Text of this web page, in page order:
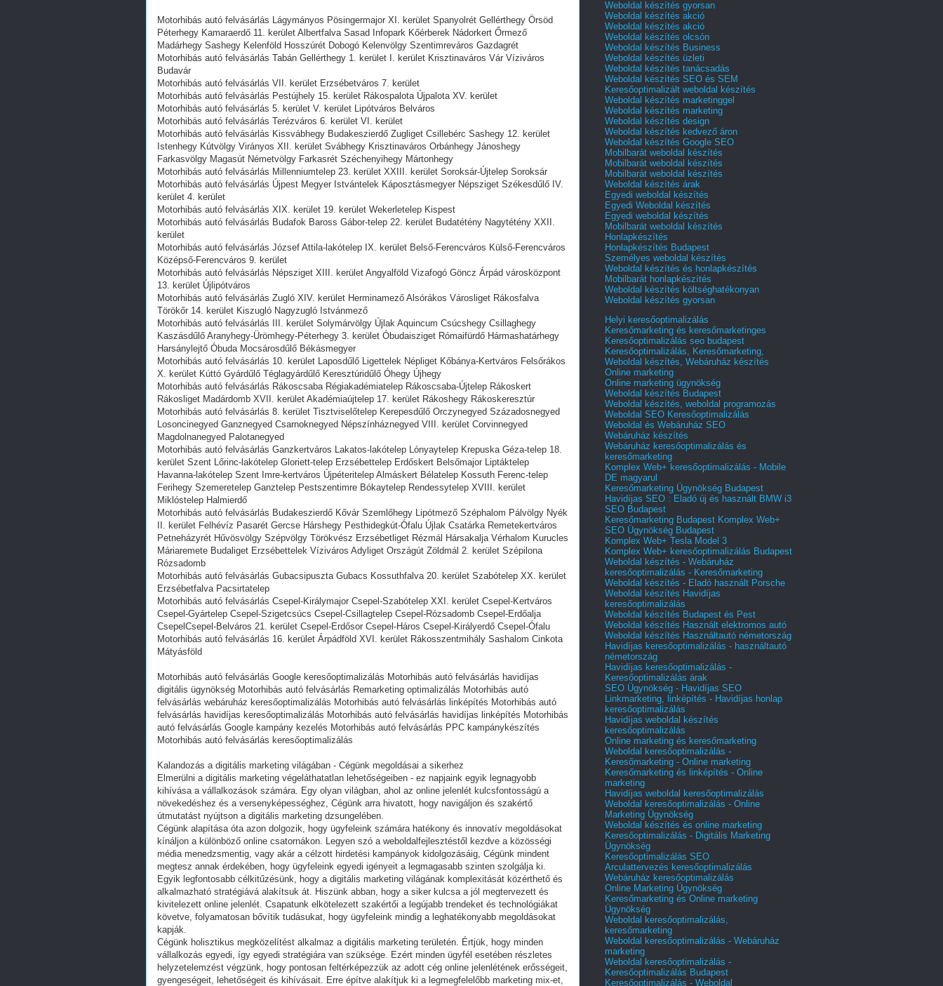
Motorhibás autó felvásárlás Lágymányos Pösingermajor XI. kerület Spanyolrét Gellérthegy Örsöd
Péterhegy Kamaraerdő 11. kerület Albertfalva Sasad Infopark Kőérberek Nádorkert Őrmező
Madárhegy Sashegy Kelenföld Hosszúrét Dobogó Kelenvölgy Szentimreváros Gazdagrét
Motorhibás autó felvásárlás Tabán Gellérthegy 1. kerület I. kerület Krisztinaváros Vár Víziváros
Budavár
Motorhibás autó felvásárlás VII. kerület Erzsébetváros 7. kerület
Motorhibás autó felvásárlás Pestújhely 15. kerület Rákospalota Újpalota XV. kerület
Motorhibás autó felvásárlás 5. kerület V. kerület Lipótváros Belváros
Motorhibás autó felvásárlás Terézváros 6. kerület VI. kerület
Motorhibás autó felvásárlás Kissvábhegy Budakeszierdő Zugliget Csillebérc Sashegy 12. kerület
Istenhegy Kútvölgy Virányos XII. kerület Svábhegy Krisztinaváros Orbánhegy Jánoshegy
Farkasvölgy Magasút Németvölgy Farkasrét Széchenyihegy Mártonhegy
Motorhibás autó felvásárlás Millenniumtelep 23. kerület XXIII. kerület Soroksár-Újtelep Soroksár
Motorhibás autó felvásárlás Újpest Megyer Istvántelek Káposztásmegyer Népsziget Székesdűlő IV.
kerület 4. kerület
Motorhibás autó felvásárlás XIX. kerület 19. kerület Wekerletelep Kispest
Motorhibás autó felvásárlás Budafok Baross Gábor-telep 22. kerület Budatétény Nagytétény XXII.
kerület
Motorhibás autó felvásárlás József Attila-lakótelep IX. kerület Belső-Ferencváros Külső-Ferencváros
Középső-Ferencváros 9. kerület
Motorhibás autó felvásárlás Népsziget XIII. kerület Angyalföld Vizafogó Göncz Árpád városközpont
13. kerület Újlipótváros
Motorhibás autó felvásárlás Zugló XIV. kerület Herminamező Alsórákos Városliget Rákosfalva
Törökőr 14. kerület Kiszugló Nagyzugló Istvánmező
Motorhibás autó felvásárlás III. kerület Solymárvölgy Újlak Aquincum Csúcshegy Csillaghegy
Kaszásdűlő Aranyhegy-Ürömhegy-Péterhegy 3. kerület Óbudaisziget Rómaifürdő Hármashatárhegy
Harsánylejtő Óbuda Mocsárosdűlő Békásmegyer
Motorhibás autó felvásárlás 10. kerület Laposdűlő Ligettelek Népliget Kőbánya-Kertváros Felsőrákos
X. kerület Kúttó Gyárdűlő Téglagyárdűlő Keresztúridűlő Óhegy Újhegy
Motorhibás autó felvásárlás Rákoscsaba Régiakadémiatelep Rákoscsaba-Újtelep Rákoskert
Rákosliget Madárdomb XVII. kerület Akadémiaújtelep 17. kerület Rákoshegy Rákoskeresztúr
Motorhibás autó felvásárlás 8. kerület Tisztviselőtelep Kerepesdűlő Orczynegyed Századosnegyed
Losoncinegyed Ganznegyed Csarnoknegyed Népszínháznegyed VIII. kerület Corvinnegyed
Magdolnanegyed Palotanegyed
Motorhibás autó felvásárlás Ganzkertváros Lakatos-lakótelep Lónyaytelep Krepuska Géza-telep 18.
kerület Szent Lőrinc-lakótelep Gloriett-telep Erzsébettelep Erdőskert Belsőmajor Liptáktelep
Havanna-lakótelep Szent Imre-kertváros Újpéteritelep Almáskert Bélatelep Kossuth Ferenc-telep
Ferihegy Szemeretelep Ganztelep Pestszentimre Bókaytelep Rendessytelep XVIII. kerület
Miklóstelep Halmierdő
Motorhibás autó felvásárlás Budakeszierdő Kővár Szemlőhegy Lipótmező Széphalom Pálvölgy Nyék
II. kerület Felhévíz Pasarét Gercse Hárshegy Pesthidegkút-Ófalu Újlak Csatárka Remetekertváros
Petneházyrét Hűvösvölgy Szépvölgy Törökvész Erzsébetliget Rézmál Hársakalja Vérhalom Kurucles
Máriaremete Budaliget Erzsébettelek Víziváros Adyliget Országút Zöldmál 2. kerület Szépilona
Rózsadomb
Motorhibás autó felvásárlás Gubacsipuszta Gubacs Kossuthfalva 20. kerület Szabótelep XX. kerület
Erzsébetfalva Pacsirtatelep
Motorhibás autó felvásárlás Csepel-Királymajor Csepel-Szabótelep XXI. kerület Csepel-Kertváros
Csepel-Gyártelep Csepel-Szigetcsúcs Csepel-Csillagtelep Csepel-Rózsadomb Csepel-Erdőalja
CsepelCsepel-Belváros 21. kerület Csepel-Erdősor Csepel-Háros Csepel-Királyerdő Csepel-Ófalu
Motorhibás autó felvásárlás 16. kerület Árpádföld XVI. kerület Rákosszentmihály Sashalom Cinkota
Mátyásföld
Motorhibás autó felvásárlás Google keresőoptimalizálás Motorhibás autó felvásárlás havidíjas
digitális ügynökség Motorhibás autó felvásárlás Remarketing optimalizálás Motorhibás autó
felvásárlás webáruház keresőoptimalizálás Motorhibás autó felvásárlás linképítés Motorhibás autó
felvásárlás havidíjas keresőoptimalizálás Motorhibás autó felvásárlás havidíjas linképítés Motorhibás
autó felvásárlás Google kampány kezelés Motorhibás autó felvásárlás PPC kampánykészítés
Motorhibás autó felvásárlás keresőoptimalizálás
Kalandozás a digitális marketing világában - Cégünk megoldásai a sikerhez
Elmerülni a digitális marketing végeláthatatlan lehetőségeiben - ez napjaink egyik legnagyobb
kihívása a vállalkozások számára. Egy olyan világban, ahol az online jelenlét kulcsfontosságú a
növekedéshez és a versenyképességhez, Cégünk arra hivatott, hogy navigáljon és szakértő
útmutatást nyújtson a digitális marketing dzsungelében.
Cégünk alapítása óta azon dolgozik, hogy ügyfeleink számára hatékony és innovatív megoldásokat
kínáljon a különböző online csatornákon. Legyen szó a weboldalfejlesztéstől kezdve a közösségi
média menedzsmentig, vagy akár a célzott hirdetési kampányok kidolgozásáig, Cégünk mindent
megtesz annak érdekében, hogy ügyfeleink egyedi igényeit a legmagasabb szinten szolgálja ki.
Egyik legfontosabb célkitűzésünk, hogy a digitális marketing világának komplexitását közérthető és
alkalmazható stratégiává alakítsuk át. Hiszünk abban, hogy a siker kulcsa a jól megtervezett és
kivitelezett online jelenlét. Csapatunk elkötelezett szakértői a legújabb trendeket és technológiákat
követve, folyamatosan bővítik tudásukat, hogy ügyfeleink mindig a leghatékonyabb megoldásokat
kapják.
Cégünk holisztikus megközelítést alkalmaz a digitális marketing területén. Értjük, hogy minden
vállalkozás egyedi, így egyedi stratégiára van szüksége. Ezért minden ügyfél esetében részletes
helyzetelemzést végzünk, hogy pontosan feltérképezzük az adott cég online jelenlétének erősségeit,
gyengeségeit, lehetőségeit és kihívásait. Erre építve alakítjuk ki a legmegfelelőbb marketing mix-et,
Weboldal készítés gyorsan
Weboldal készítés akció
Weboldal készítés akció
Weboldal készítés olcsón
Weboldal készítés Business
Weboldal készítés üzleti
Weboldal készítés tanácsadás
Weboldal készítés SEO és SEM
Keresőoptimalizált weboldal készítés
Weboldal készítés marketinggel
Weboldal készítés marketing
Weboldal készítés design
Weboldal készítés kedvező áron
Weboldal készítés Google SEO
Mobilbarát weboldal készítés
Mobilbarát weboldal készítés
Mobilbarát weboldal készítés
Weboldal készítés árak
Egyedi weboldal készítés
Egyedi Weboldal készítés
Egyedi weboldal készítés
Mobilbarát weboldal készítés
Honlapkészítés
Honlapkészítés Budapest
Személyes weboldal készítés
Weboldal készítés és honlapkészítés
Mobilbarát honlapkészítés
Weboldal készítés költséghatékonyan
Weboldal készítés gyorsan
Helyi keresőoptimalizálás
Keresőmarketing és keresőmarketinges
Keresőoptimalizálás seo budapest
Keresőoptimalizálás, Keresőmarketing,
Weboldal készítés, Webáruház készítés
Online marketing
Online marketing ügynökség
Weboldal készítés Budapest
Weboldal készítés, weboldal programozás
Weboldal SEO Keresőoptimalizálás
Weboldal és Webáruház SEO
Webáruház készítés
Webáruház keresőoptimalizálás és
keresőmarketing
Komplex Web+ keresőoptimalizálás - Mobile
DE magyarul
Keresőmarketing Ügynökség Budapest
Havidíjas SEO : Eladó új és használt BMW i3
SEO Budapest
Keresőmarketing Budapest Komplex Web+
SEO Ügynökség Budapest
Komplex Web+ Tesla Model 3
Komplex Web+ keresőoptimalizálás Budapest
Weboldal készítés - Webáruház
keresőoptimalizálás - Keresőmarketing
Weboldal készítés - Eladó használt Porsche
Weboldal készítés Havidíjas
keresőoptimalizálás
Weboldal készítés Budapest és Pest
Weboldal készítés Használt elektromos autó
Weboldal készítés Használtautó németország
Havidíjas keresőoptimalizálás - használtautó
németország
Havidíjas keresőoptimalizálás -
Keresőoptimalizálás árak
SEO Ügynökség - Havidíjas SEO
Linkmarketing, linképítés - Havidíjas honlap
keresőoptimalizálás
Havidíjas weboldal készítés
keresőoptimalizálás
Online marketing és keresőmarketing
Weboldal keresőoptimalizálás -
Keresőmarketing - Online marketing
Keresőmarketing és linképítés - Online
marketing
Havidíjas weboldal keresőoptimalizálás
Weboldal keresőoptimalizálás - Online
Marketing Ügynökség
Weboldal készítés és online marketing
Keresőoptimalizálás - Digitális Marketing
Ügynökség
Keresőoptimalizálás SEO
Arculattervezés keresőoptimalizálás
Webáruház keresőoptimalizálás
Online Marketing Ügynökség
Keresőmarketing és Online marketing
Ügynökség
Weboldal keresőoptimalizálás,
keresőmarketing
Weboldal keresőoptimalizálás - Webáruház
marketing
Weboldal keresőoptimalizálás -
Keresőoptimalizálás Budapest
Keresőoptimalizálás - Weboldal